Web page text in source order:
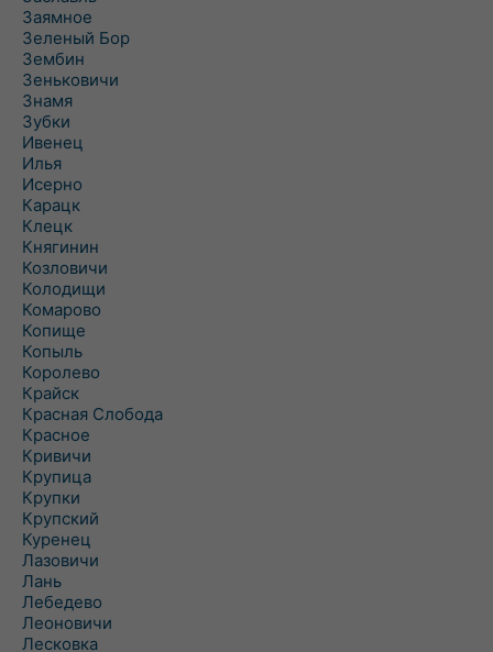
Заямное
Зеленый Бор
Зембин
Зеньковичи
Знамя
Зубки
Ивенец
Илья
Исерно
Карацк
Клецк
Княгинин
Козловичи
Колодищи
Комарово
Копище
Копыль
Королево
Крайск
Красная Слобода
Красное
Кривичи
Крупица
Крупки
Крупский
Куренец
Лазовичи
Лань
Лебедево
Леоновичи
Лесковка